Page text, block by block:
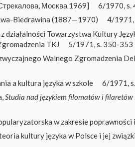
Москва 1969]
6/1970, s.
Biedrawina (1887—1970)
4/1971,
działalności Towarzystwa Kultury
TKJ
5/1971, s. 350-353
Walnego Zgromadzenia
a kultura języka w szkole
6/1971,
Studia nad językiem filomatów i filaretów
w zakresie
kultury języka w Polsce i jej